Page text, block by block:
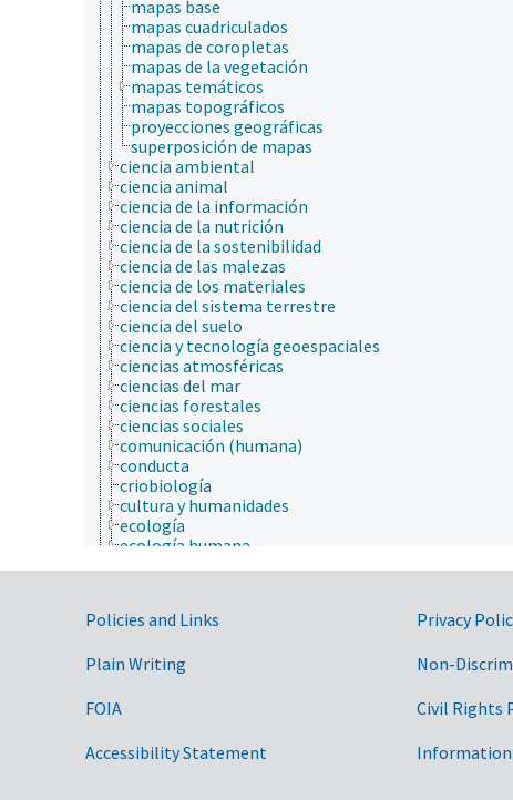
mapas base
mapas cuadriculados
mapas de coropletas
mapas de la vegetación
mapas temáticos
mapas topográficos
proyecciones geográficas
superposición de mapas
ciencia ambiental
ciencia animal
ciencia de la información
ciencia de la nutrición
ciencia de la sostenibilidad
ciencia de las malezas
ciencia de los materiales
ciencia del sistema terrestre
ciencia del suelo
ciencia y tecnología geoespaciales
ciencias atmosféricas
ciencias del mar
ciencias forestales
ciencias sociales
comunicación (humana)
conducta
criobiología
cultura y humanidades
ecología
ecología humana
endocrinología
especies químicas
física
fisiopatología
fotobiología
Government Links
Policies and Links
Plain Writing
FOIA
Accessibility Statement
Privacy
Non-
Civil Rights